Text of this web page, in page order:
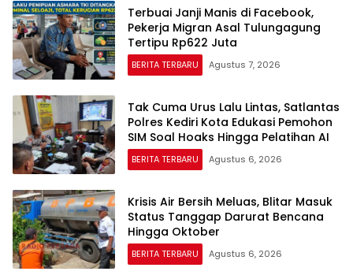
Terbuai Janji Manis di Facebook,
Pekerja Migran Asal Tulungagung
Tertipu Rp622 Juta
BERITA TERBARU Agustus 7, 2026
Tak Cuma Urus Lalu Lintas, Satlantas
Polres Kediri Kota Edukasi Pemohon
SIM Soal Hoaks Hingga Pelatihan AI
BERITA TERBARU Agustus 6, 2026
Krisis Air Bersih Meluas, Blitar Masuk
Status Tanggap Darurat Bencana
Hingga Oktober
BERITA TERBARU Agustus 6, 2026